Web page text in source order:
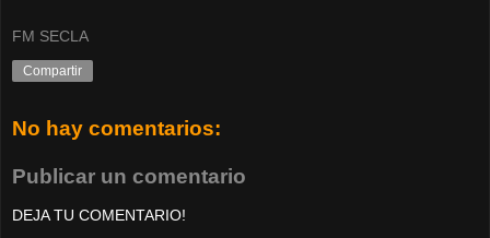
FM SECLA
Compartir
No hay comentarios:
Publicar un comentario
DEJA TU COMENTARIO!